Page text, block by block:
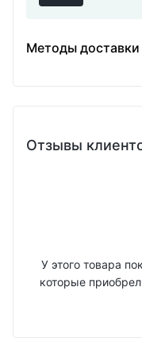
Методы доставки
Отзывы
У этого товара
которые